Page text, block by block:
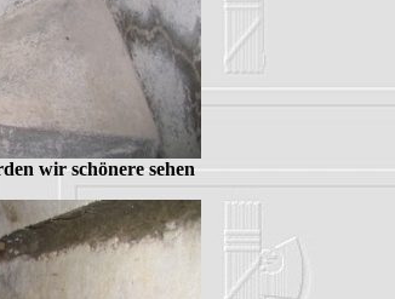
wir schönere sehen